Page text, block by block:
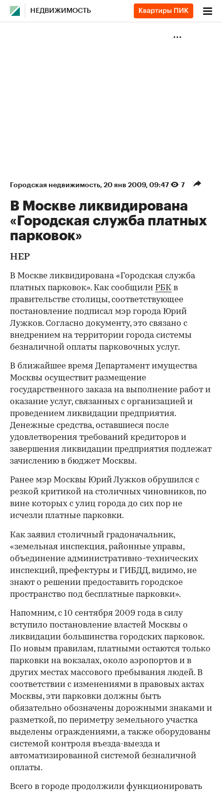
НЕДВИЖИМОСТЬ
Городская недвижимость⁠, 20 янв 2009, 09:47 7
В Москве ликвидирована
«Городская служба платных
парковок»
НЕР
В Москве ликвидирована «Городская служба
платных парковок». Как сообщили РБК в
правительстве столицы, соответствующее
постановление подписал мэр города Юрий
Лужков. Согласно документу, это связано с
внедрением на территории города системы
безналичной оплаты парковочных услуг.
В ближайшее время Департамент имущества
Москвы осуществит размещение
государственного заказа на выполнение работ и
оказание услуг, связанных с организацией и
проведением ликвидации предприятия.
Денежные средства, оставшиеся после
удовлетворения требований кредиторов и
завершения ликвидации предприятия подлежат
зачислению в бюджет Москвы.
Ранее мэр Москвы Юрий Лужков обрушился с
резкой критикой на столичных чиновников, по
вине которых с улиц города до сих пор не
исчезли платные парковки.
00:00
Как заявил столичный градоначальник,
«земельная инспекция, районные управы,
объединение административно-технических
инспекций, префектуры и ГИБДД, видимо, не
знают о решении предоставить городское
пространство под бесплатные парковки».
Напомним, с 10 сентября 2009 года в силу
вступило постановление властей Москвы о
ликвидации большинства городских парковок.
По новым правилам, платными остаются только
парковки на вокзалах, около аэропортов и в
других местах массового пребывания людей. В
соответствии с изменениями в правовых актах
Москвы, эти парковки должны быть
обязательно обозначены дорожными знаками и
разметкой, по периметру земельного участка
выделены ограждениями, а также оборудованы
системой контроля въезда-выезда и
автоматизированной системой безналичной
оплаты.
Всего в городе продолжили функционировать